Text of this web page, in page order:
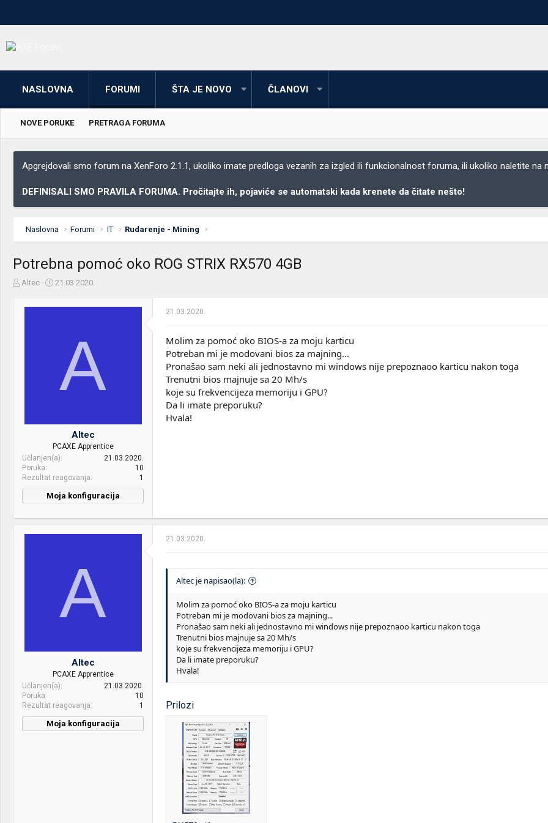
NASLOVNA FORUMI ŠTA JE NOVO ČLANOVI
NOVE PORUKE PRETRAGA FORUMA
Apgrejdovali smo forum na XenForo 2.1.1, ukoliko imate predloga vezanih za izgled ili funkcionalnost foruma, ili ukoliko naletite na
DEFINISALI SMO PRAVILA FORUMA. Pročitajte ih, pojaviće se automatski kada krenete da čitate nešto!
Naslovna Forumi IT Rudarenje - Mining
Potrebna pomoć oko ROG STRIX RX570 4GB
Z
Altec
D
j
21.03.2020.
A
Altec
PCAXE Apprentice
Učlanjen(a)
21.03.2020.
Poruka
10
Rezultat reagovanja
1
Moja konfiguracija
21.03.2020.
Molim za pomoć oko BIOS-a za moju karticu
Potreban mi je modovani bios za majning...
Pronašao sam neki ali jednostavno mi windows nije prepoznaoo karticu nakon toga
Trenutni bios majnuje sa 20 Mh/s
koje su frekvencijeza memoriju i GPU?
Da li imate preporuku?
Hvala!
A
Altec
PCAXE Apprentice
Učlanjen(a)
21.03.2020.
Poruka
10
Rezultat reagovanja
1
Moja konfiguracija
21.03.2020.
Altec je napisao(la):
Molim za pomoć oko BIOS-a za moju karticu
Potreban mi je modovani bios za majning...
Pronašao sam neki ali jednostavno mi windows nije prepoznaoo karticu nakon toga
Trenutni bios majnuje sa 20 Mh/s
koje su frekvencijeza memoriju i GPU?
Da li imate preporuku?
Hvala!
Prilozi